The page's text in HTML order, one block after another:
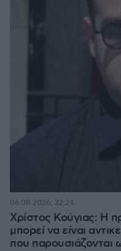
Χρίστος Κούγιας: Η
μπορεί να είναι
που παρουσιάζονται
06.08.2026, 22:24